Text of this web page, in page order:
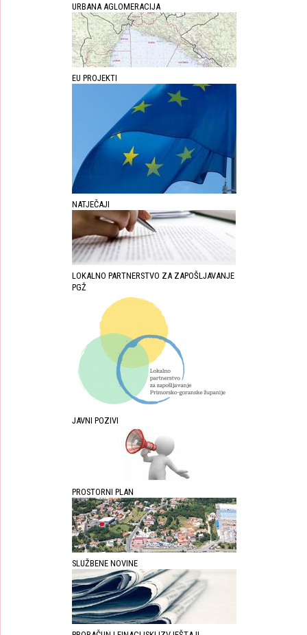
URBANA AGLOMERACIJA
EU PROJEKTI
NATJEČAJI
LOKALNO PARTNERSTVO ZA ZAPOŠLJAVANJE
PGŽ
JAVNI POZIVI
PROSTORNI PLAN
SLUŽBENE NOVINE